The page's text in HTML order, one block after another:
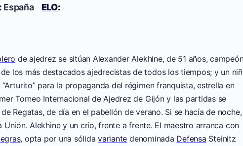
España ELO:
de ajedrez se sitúan Alexander Alekhine, de 51 años,
los más destacados ajedrecistas de todos los tiempos; y un
para la propaganda del régimen franquista, estrella en
Torneo Internacional de Ajedrez de Gijón y las partidas se
Regatas, de día en el pabellón de verano. Si se hacía de
Alekhine y un crío, frente a frente. El maestro arranca con
, opta por una sólidavariante denominada Defensa Steinitz